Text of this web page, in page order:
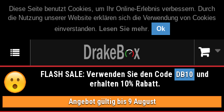
Diese Seite benutzt Cookies, um Ihr Online-Erlebnis verbessern. Durch
die Nutzung unserer Website erklären sich die Verwendung von Cookies
einverstanden. Lesen Sie mehr. Ok
FLASH SALE: Verwenden Sie den Code DB10 und
erhalten 10% Rabatt.
Angebot gültig bis 9 August